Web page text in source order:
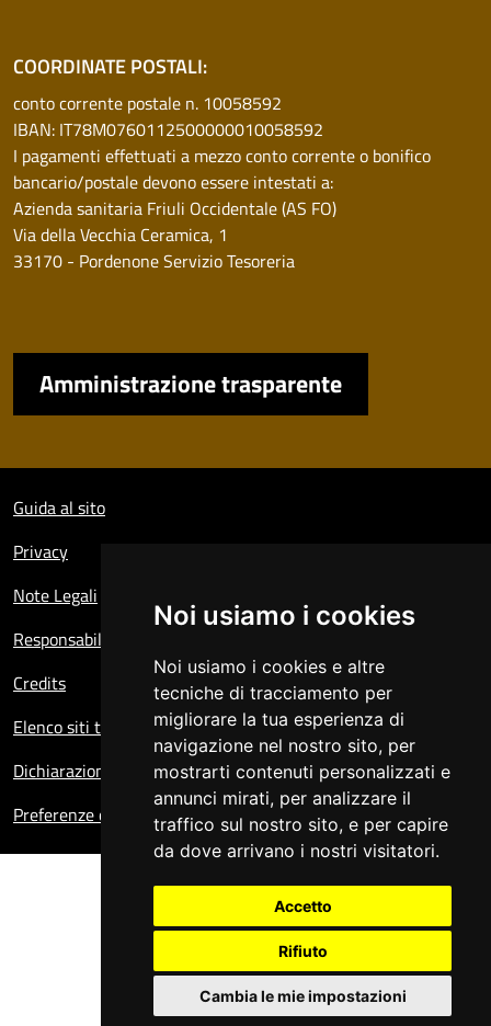
Noi usiamo i cookies
Noi usiamo i cookies e altre
tecniche di tracciamento per
migliorare la tua esperienza di
navigazione nel nostro sito, per
mostrarti contenuti personalizzati e
annunci mirati, per analizzare il
traffico sul nostro sito, e per capire
da dove arrivano i nostri visitatori.
Accetto
Rifiuto
Cambia le mie impostazioni
COORDINATE POSTALI:
conto corrente postale n. 10058592
IBAN: IT78M0760112500000010058592
I pagamenti effettuati a mezzo conto corrente o bonifico
bancario/postale devono essere intestati a:
Azienda sanitaria Friuli Occidentale (AS FO)
Via della Vecchia Ceramica, 1
33170 - Pordenone Servizio Tesoreria
Amministrazione trasparente
Guida al sito
Privacy
Note Legali
Responsabile del sito
Credits
Elenco siti tematici
Dichiarazione di accessibilità
Preferenze cookie